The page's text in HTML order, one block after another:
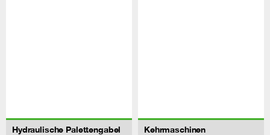
Hydraulische Palettengabel Kehrmaschinen